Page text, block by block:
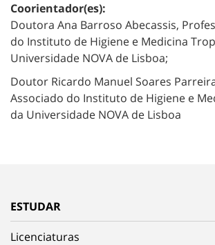
Coorientador(es):
Doutora Ana Barroso Abecassis,
do Instituto de Higiene e Medicina
Universidade NOVA de Lisboa;
Doutor Ricardo Manuel Soares
Associado do Instituto de Higiene e
da Universidade NOVA de Lisboa
ESTUDAR
Licenciaturas